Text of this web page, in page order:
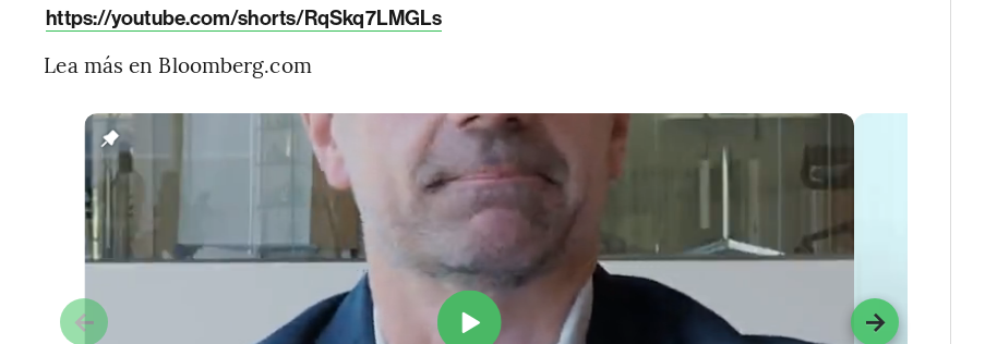
https://youtube.com/shorts/RqSkq7LMGLs
Lea más en Bloomberg.com